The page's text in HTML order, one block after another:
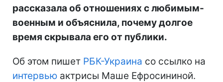
рассказала об отношениях с любимым-
военным и объяснила, почему долгое
время скрывала его от публики.
Об этом пишет РБК-Украина со ссылко на
интервью актрисы Маше Ефросининой.